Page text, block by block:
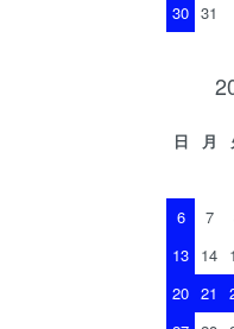
30 31
日 月
6
7
13 14
20 21